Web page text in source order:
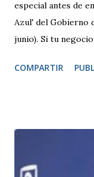
especial antes de
Azul' del Gobierno
junio). Si tu
específica. Por otro
responsable y la
en la
COMPARTIR